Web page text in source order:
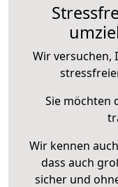
Wir versuchen,
Sie möchten
Wir kennen auch
dass auch
sicher und